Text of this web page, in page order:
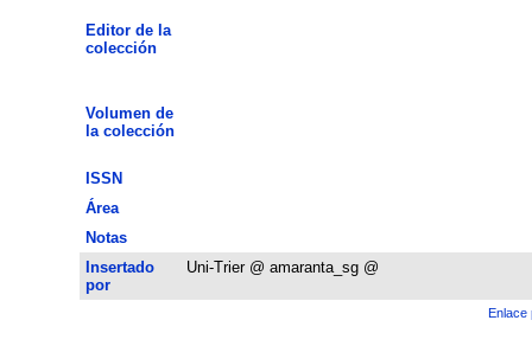
Editor de la
colección
Volumen de
la colección
ISSN
Área
Notas
Insertado
por
Uni-Trier @ amaranta_sg @
Enlace